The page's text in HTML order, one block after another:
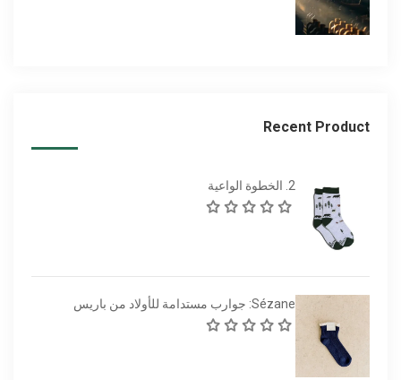
Recent Product
2. الخطوة الواعية
Sézane: جوارب مستدامة للأولاد من باريس